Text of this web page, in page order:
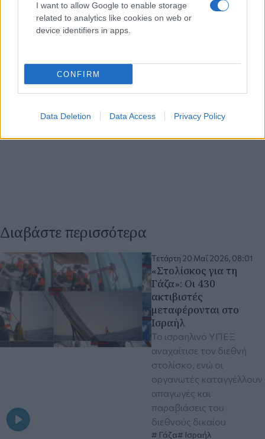
I want to allow Google to enable storage
related to analytics like cookies on web or
device identifiers in apps.
CONFIRM
Data Deletion Data Access Privacy Policy
Διαβάστε περισσότερα
Τετάρτη 20 Μαΐ 2026, 08:01
«Στολίσκος για τη
Γάζα»: Οι 430
ακτιβιστές
μεταφέρονται στο
Ισραήλ
Το ισραηλινό ΥΠΕΞ
αναχαίτισε τον διεθνή
στολίσκο, ενώ οι
οργανωτές καταγγέλλουν
απαγωγές και
παραβιάσεις του
διεθνούς δικαίου
Γάζα Ισραήλ